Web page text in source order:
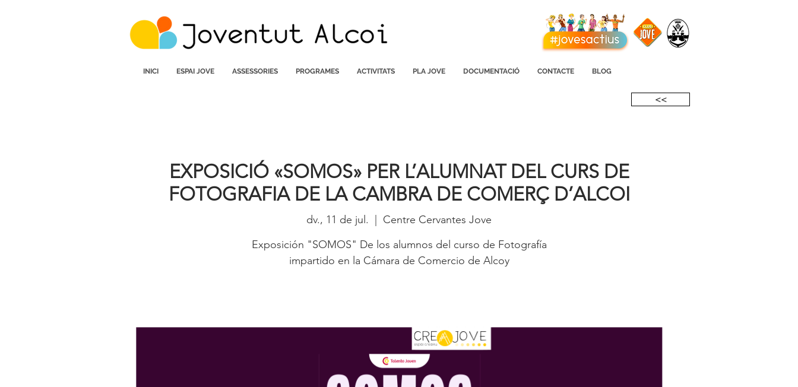
INICI ESPAI JOVE ASSESSORIES PROGRAMES ACTIVITATS PLA JOVE DOCUMENTACIÓ CONTACTE BLOG
<<
EXPOSICIÓ «SOMOS» PER L’ALUMNAT DEL CURS DE
FOTOGRAFIA DE LA CAMBRA DE COMERÇ D’ALCOI
dv., 11 de jul.
Centre Cervantes Jove
Exposición "SOMOS" De los alumnos del curso de Fotografía
impartido en la Cámara de Comercio de Alcoy